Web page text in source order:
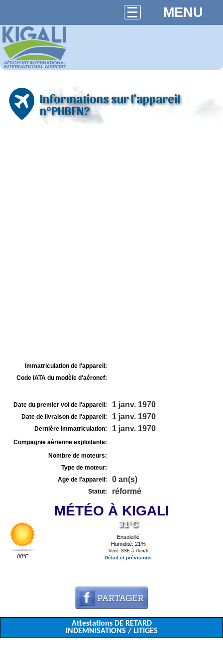
MENU
Informations sur l'appareil
n°PHBFN?
Immatriculation de l'appareil:
Code IATA du modèle d'aéronef:
Date du premier vol de l'appareil: 1 janv. 1970
Date de livraison de l'appareil: 1 janv. 1970
Dernière immatriculation: 1 janv. 1970
Compagnie aérienne exploitante:
Nombre de moteurs:
Type de moteur:
Age de l'appareil:
0 an(s)
Statut: réformé
MÉTÉO À KIGALI
88°F
31°C
Ensoleillé
Humidité: 21%
Vent: SSE à 7km/h
Détail et prévisions
Attestations DE RETARD
INDEMNISATIONS / LITIGES